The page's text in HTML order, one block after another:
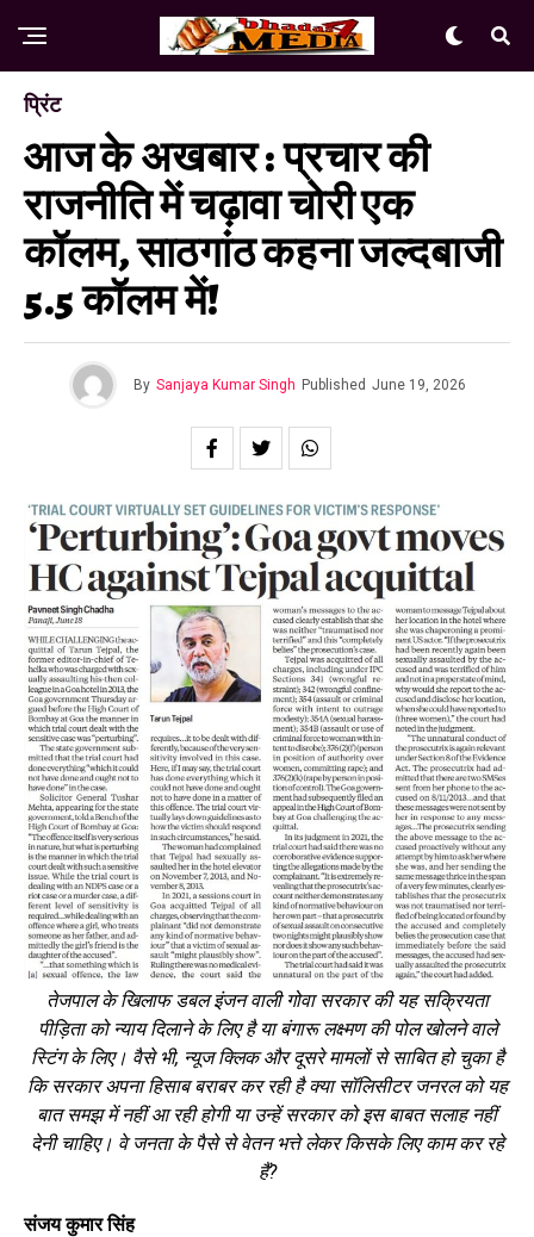
प्रिंट
आज के अखबार : प्रचार की
राजनीति में चढ़ावा चोरी एक
कॉलम, साठगांठ कहना जल्दबाजी
5.5 कॉलम में!
By Sanjaya Kumar Singh Published June 19, 2026
तेजपाल के खिलाफ डबल इंजन वाली गोवा सरकार की यह सक्रियता
पीड़िता को न्याय दिलाने के लिए है या बंगारू लक्ष्मण की पोल खोलने वाले
स्टिंग के लिए। वैसे भी, न्यूज क्लिक और दूसरे मामलों से साबित हो चुका है
कि सरकार अपना हिसाब बराबर कर रही है क्या सॉलिसीटर जनरल को यह
बात समझ में नहीं आ रही होगी या उन्हें सरकार को इस बाबत सलाह नहीं
देनी चाहिए। वे जनता के पैसे से वेतन भत्ते लेकर किसके लिए काम कर रहे
हैं?
संजय कुमार सिंह